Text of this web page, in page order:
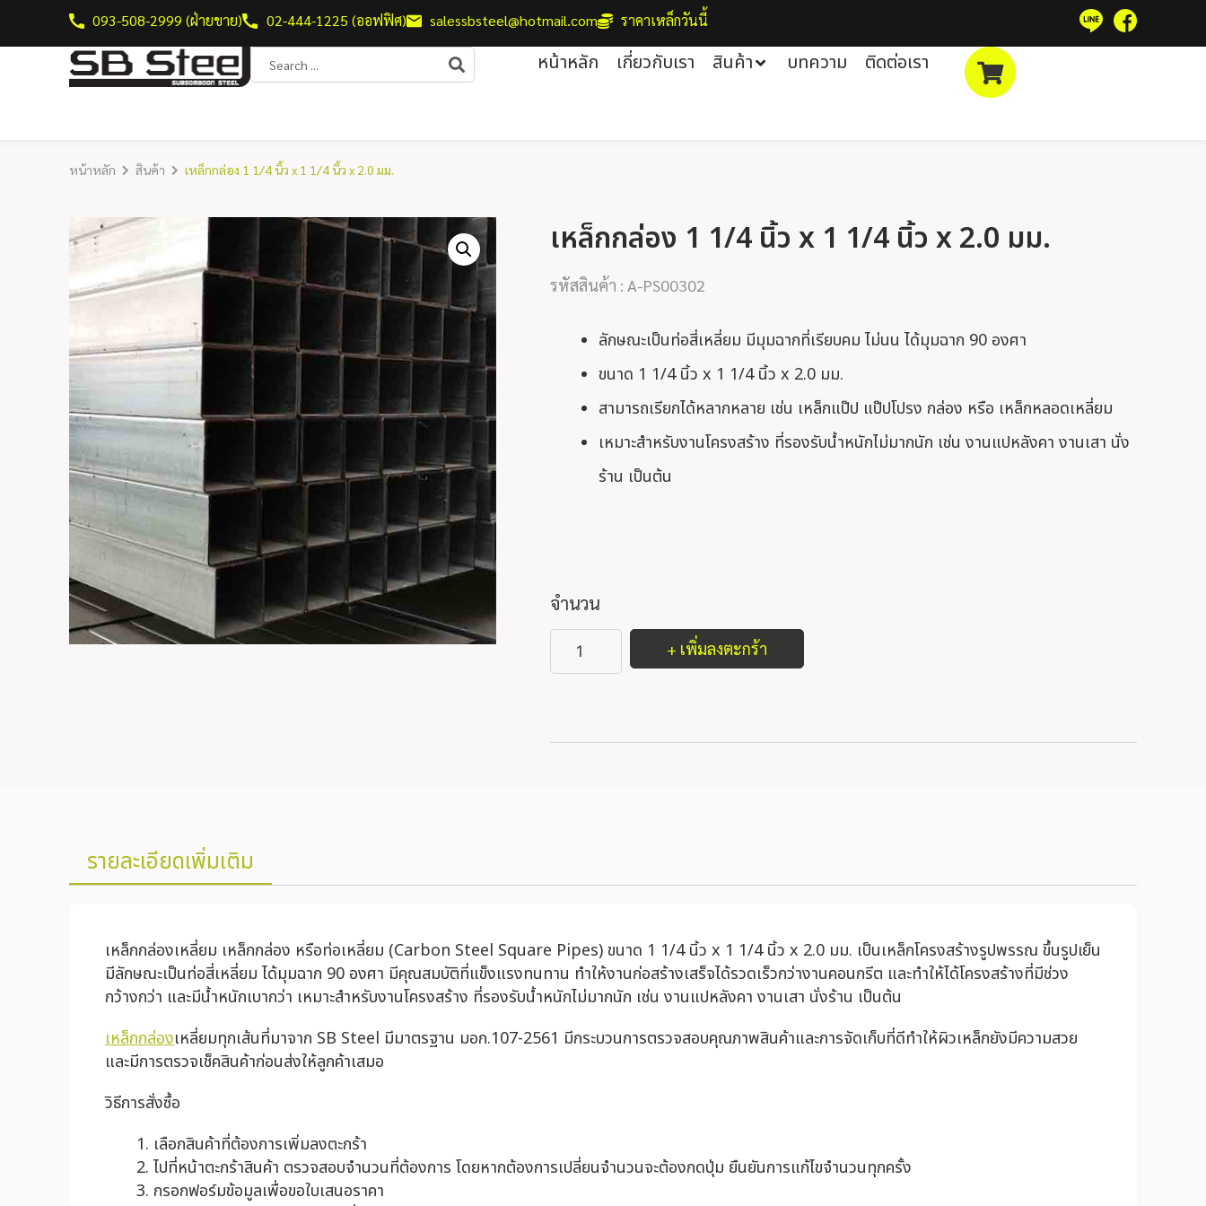
093-508-2999 (ฝ่ายขาย) 02-444-1225 (ออฟฟิศ) salessbsteel@hotmail.com ราคาเหล็กวันนี้
หน้าหลัก เกี่ยวกับเรา สินค้า บทความ ติดต่อเรา
หน้าหลัก สินค้า เหล็กกล่อง 1 1/4 นิ้ว x 1 1/4 นิ้ว x 2.0 มม.
เหล็กกล่อง 1 1/4 นิ้ว x 1 1/4 นิ้ว x 2.0 มม.
รหัสสินค้า : A-PS00302
ลักษณะเป็นท่อสี่เหลี่ยม มีมุมฉากที่เรียบคม ไม่นน ได้มุมฉาก 90 องศา
ขนาด 1 1/4 นิ้ว x 1 1/4 นิ้ว x 2.0 มม.
สามารถเรียกได้หลากหลาย เช่น เหล็กแป๊ป แป๊ปโปรง กล่อง หรือ เหล็กหลอดเหลี่ยม
เหมาะสำหรับงานโครงสร้าง ที่รองรับน้ำหนักไม่มากนัก เช่น งานแปหลังคา งานเสา นั่ง
ร้าน เป็นต้น
จำนวน
+ เพิ่มลงตะกร้า
รายละเอียดเพิ่มเติม
เหล็กกล่องเหลี่ยม เหล็กกล่อง หรือท่อเหลี่ยม (Carbon Steel Square Pipes) ขนาด 1 1/4 นิ้ว x 1 1/4 นิ้ว x 2.0 มม. เป็นเหล็กโครงสร้างรูปพรรณ ขึ้นรูปเย็น
มีลักษณะเป็นท่อสี่เหลี่ยม ได้มุมฉาก 90 องศา มีคุณสมบัติที่แข็งแรงทนทาน ทำให้งานก่อสร้างเสร็จได้รวดเร็วกว่างานคอนกรีต และทำให้ได้โครงสร้างที่มีช่วง
กว้างกว่า และมีน้ำหนักเบากว่า เหมาะสำหรับงานโครงสร้าง ที่รองรับน้ำหนักไม่มากนัก เช่น งานแปหลังคา งานเสา นั่งร้าน เป็นต้น
เหล็กกล่องเหลี่ยมทุกเส้นที่มาจาก SB Steel มีมาตรฐาน มอก.107-2561 มีกระบวนการตรวจสอบคุณภาพสินค้าและการจัดเก็บที่ดีทำให้ผิวเหล็กยังมีความสวย
และมีการตรวจเช็คสินค้าก่อนส่งให้ลูกค้าเสมอ
วิธีการสั่งซื้อ
เลือกสินค้าที่ต้องการเพิ่มลงตะกร้า
ไปที่หน้าตะกร้าสินค้า ตรวจสอบจำนวนที่ต้องการ โดยหากต้องการเปลี่ยนจำนวนจะต้องกดปุ่ม ยืนยันการแก้ไขจำนวนทุกครั้ง
กรอกฟอร์มข้อมูลเพื่อขอใบเสนอราคา